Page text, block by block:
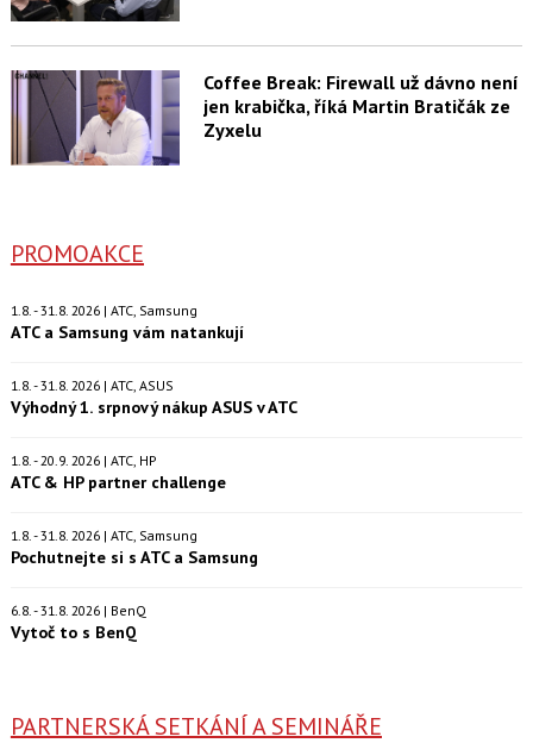
Coffee Break: Firewall už dávno není
jen krabička, říká Martin Bratičák ze
Zyxelu
PROMOAKCE
1.8. - 31.8. 2026 | ATC, Samsung
ATC a Samsung vám natankují
1.8. - 31.8. 2026 | ATC, ASUS
Výhodný 1. srpnový nákup ASUS v ATC
1.8. - 20.9. 2026 | ATC, HP
ATC & HP partner challenge
1.8. - 31.8. 2026 | ATC, Samsung
Pochutnejte si s ATC a Samsung
6.8. - 31.8. 2026 | BenQ
Vytoč to s BenQ
PARTNERSKÁ SETKÁNÍ A SEMINÁŘE